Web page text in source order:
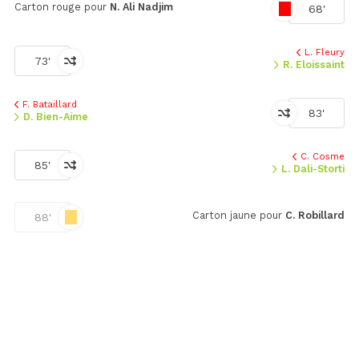
68'
Carton rouge pour N. Ali Nadjim
73'
L. Fleury
R. Eloissaint
83'
F. Bataillard
D. Bien-Aime
85'
C. Cosme
L. Dali-Storti
88' Carton jaune pour C. Robillard